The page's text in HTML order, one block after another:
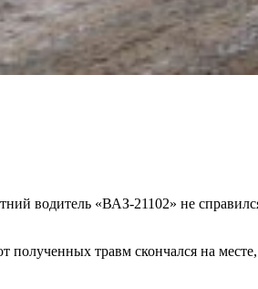
водитель «ВАЗ-21102» не
травм скончался на